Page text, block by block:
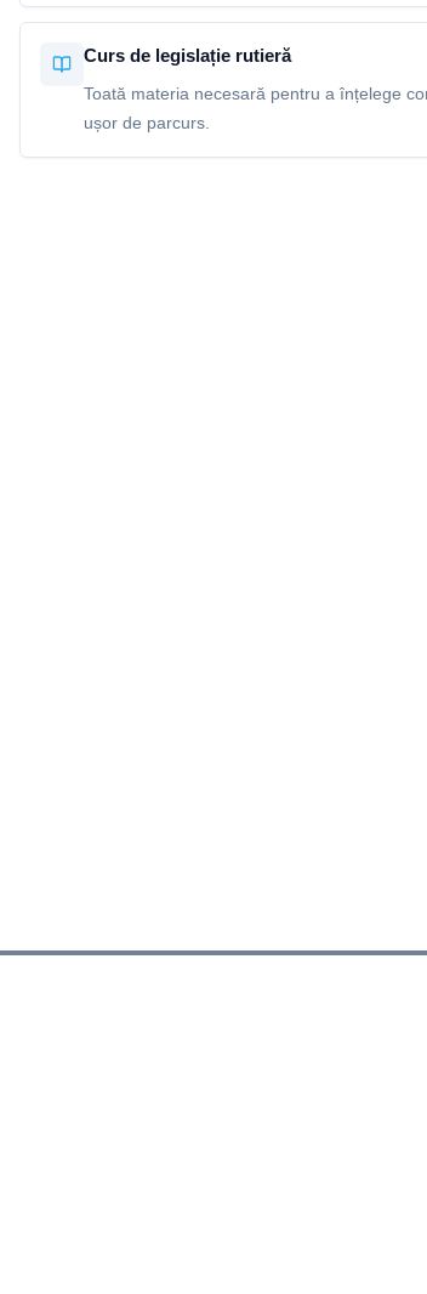
Curs de legislație rutieră
Toată materia necesară pentru a înțelege
ușor de parcurs.